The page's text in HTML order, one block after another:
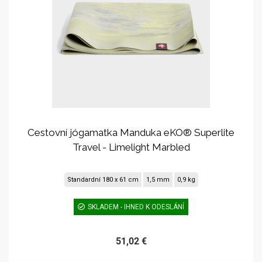
Cestovní jógamatka Manduka eKO® Superlite
Travel - Limelight Marbled
Standardní 180 x 61 cm 1,5 mm 0,9 kg
SKLADEM - IHNED K ODESLÁNÍ
51,02 €